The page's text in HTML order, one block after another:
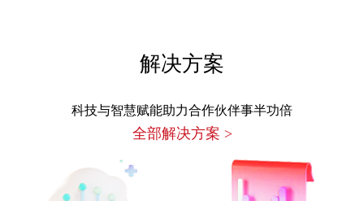
解决方案
科技与智慧赋能助力合作伙伴事半功倍
全部解决方案 >